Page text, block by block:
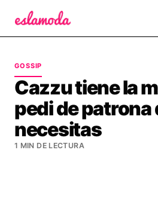
GOSSIP
Cazzu tiene la
pedi de patrona
necesitas
1 MIN DE LECTURA